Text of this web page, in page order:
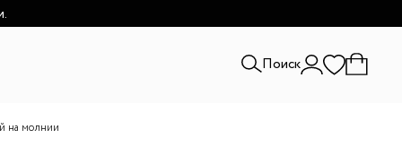
Поиск
на молнии